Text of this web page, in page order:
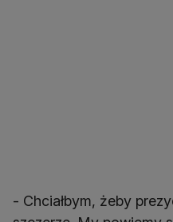
- Chciałbym, żeby